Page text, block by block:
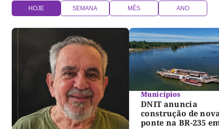
HOJE SEMANA MÊS ANO
Municípios
DNIT anuncia
construção de
ponte na BR-235